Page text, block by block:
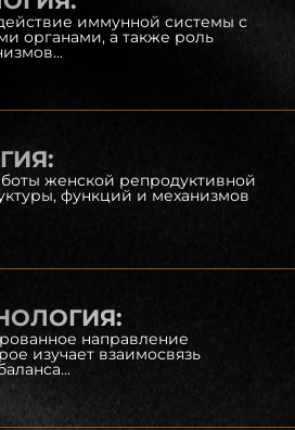
иммунной системы с
органами, а также роль
женской репродуктивной
функций и механизмов
направление
изучает взаимосвязь